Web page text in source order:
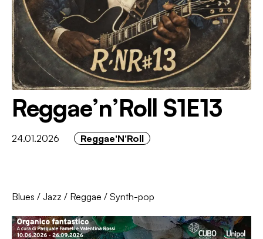
Reggae’n’Roll S1E13
24.01.2026 Reggae'N'Roll
Blues / Jazz / Reggae / Synth-pop